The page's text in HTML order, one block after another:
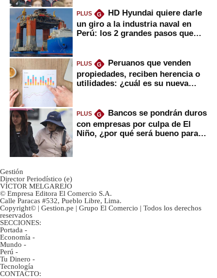
PLUS G
HD Hyundai quiere darle
un giro a la industria naval en
Perú: los 2 grandes pasos que
PLUS G
Peruanos que venden
propiedades, reciben herencia o
utilidades: ¿cuál es su nueva
PLUS G
Bancos se pondrán duros
con empresas por culpa de El
Niño, ¿por qué será bueno para
Gestión
Director Periodístico (e)
VÍCTOR MELGAREJO
© Empresa Editora El Comercio S.A.
Calle Paracas #532, Pueblo Libre, Lima.
Copyright© | Gestion.pe | Grupo El Comercio | Todos los derechos
reservados
SECCIONES:
Portada -
Economía -
Mundo -
Perú -
Tu Dinero -
Tecnología
CONTACTO: